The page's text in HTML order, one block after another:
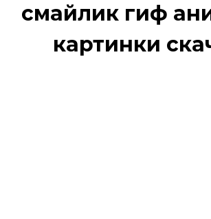
смайлик гиф
картинки